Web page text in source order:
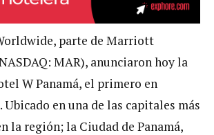
parte de Marriott
MAR), anunciaron hoy la
W Panamá, el primero en
en una de las capitales más
la región; la Ciudad de Panamá,